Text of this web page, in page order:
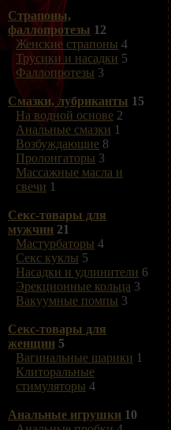
Страпоны,
фаллопротезы 12
Женские страпоны 4
Трусики и насадки 5
Фаллопротезы 3
Смазки, лубриканты 15
На водной основе 2
Анальные смазки 1
Возбуждающие 8
Пролонгаторы 3
Массажные масла и
свечи 1
Секс-товары для
мужчин 21
Мастурбаторы 4
Секс куклы 5
Насадки и удлинители 6
Эрекционные кольца 3
Вакуумные помпы 3
Секс-товары для
женщин 5
Вагинальные шарики 1
Клиторальные
стимуляторы 4
Анальные игрушки 10